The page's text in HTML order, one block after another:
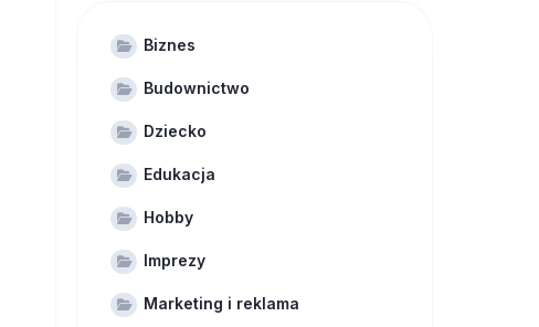
Biznes
Budownictwo
Dziecko
Edukacja
Hobby
Imprezy
Marketing i reklama